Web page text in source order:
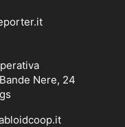
Nere, 24